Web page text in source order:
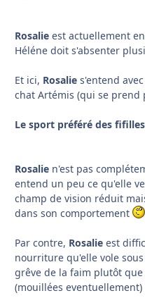
Rosalie est actuellement
Héléne doit s'absenter
Et ici, Rosalie s'entend
chat Artémis (qui se prend
Le sport préféré des fifilles
Rosalie n'est pas
entend un peu ce qu'elle
champ de vision réduit
dans son comportement
Par contre, Rosalie est
nourriture qu'elle vole
grêve de la faim plutôt
(mouillées eventuellement)